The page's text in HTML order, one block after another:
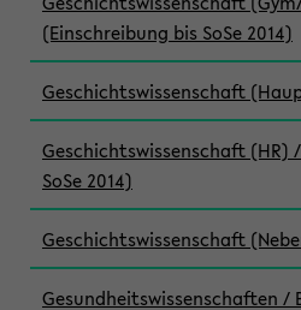
(Einschreibung bis SoSe 2014)
Geschichtswissenschaft
Geschichtswissenschaft (HR)
SoSe 2014)
Geschichtswissenschaft
Gesundheitswissenschaften /